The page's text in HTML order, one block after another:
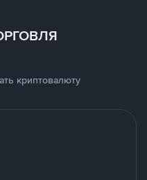
криптовалюту